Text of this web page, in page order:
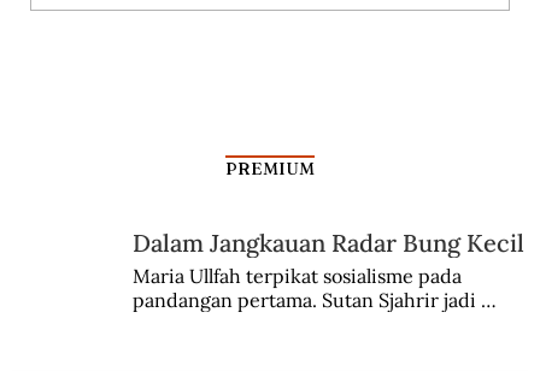
PREMIUM
Dalam Jangkauan Radar Bung Kecil
Maria Ullfah terpikat sosialisme pada
pandangan pertama. Sutan Sjahrir jadi